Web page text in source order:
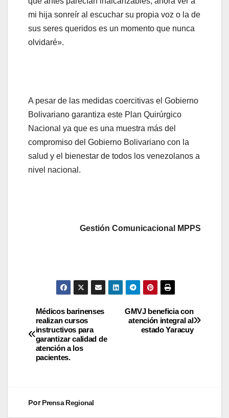
mi hija sonreír al escuchar su propia voz o la de
sus seres queridos es un momento que nunca
olvidaré».
A pesar de las medidas coercitivas el Gobierno
Bolivariano garantiza este Plan Quirúrgico
Nacional ya que es una muestra más del
compromiso del Gobierno Bolivariano con la
salud y el bienestar de todos los venezolanos a
nivel nacional.
Gestión Comunicacional MPPS
GMVJ beneficia con
atención integral al
estado Yaracuy
Médicos barinenses
realizan cursos
instructivos para
garantizar calidad de
atención a los
pacientes.
PorPrensa Regional